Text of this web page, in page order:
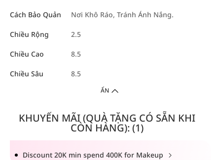
Cách Bảo Quản Nơi Khô Ráo, Tránh Ánh Nắng.
Chiều Rộng 2.5
Chiều Cao 8.5
Chiều Sâu 8.5
ẨN
KHUYẾN MÃI (QUÀ TẶNG CÓ SẴN KHI
CÒN HÀNG): (1)
Discount 20K min spend 400K for Makeup